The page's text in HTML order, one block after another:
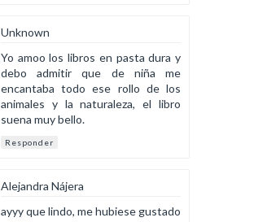
Unknown
Yo amoo los libros en pasta dura y
debo admitir que de niña me
encantaba todo ese rollo de los
animales y la naturaleza, el libro
suena muy bello.
Responder
Alejandra Nájera
ayyy que lindo, me hubiese gustado